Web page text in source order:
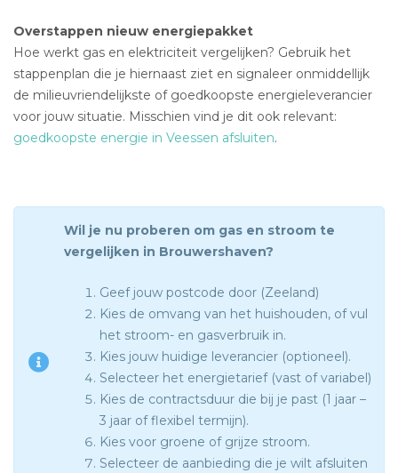
Overstappen nieuw energiepakket
Hoe werkt gas en elektriciteit vergelijken? Gebruik het
stappenplan die je hiernaast ziet en signaleer onmiddellijk
de milieuvriendelijkste of goedkoopste energieleverancier
voor jouw situatie. Misschien vind je dit ook relevant:
goedkoopste energie in Veessen afsluiten.
Wil je nu proberen om gas en stroom te
vergelijken in Brouwershaven?
Geef jouw postcode door (Zeeland)
Kies de omvang van het huishouden, of vul
het stroom- en gasverbruik in.
Kies jouw huidige leverancier (optioneel).
Selecteer het energietarief (vast of variabel)
Kies de contractsduur die bij je past (1 jaar –
3 jaar of flexibel termijn).
Kies voor groene of grijze stroom.
Selecteer de aanbieding die je wilt afsluiten